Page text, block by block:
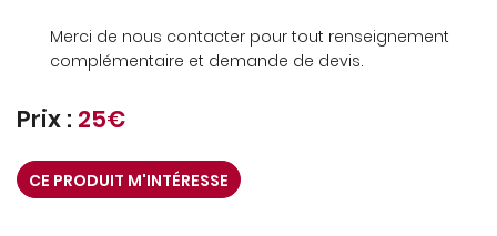
Merci de nous contacter pour tout renseignement
complémentaire et demande de devis.
Prix : 25€
CE PRODUIT M'INTÉRESSE